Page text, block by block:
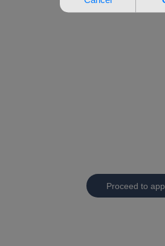
Proceed to app